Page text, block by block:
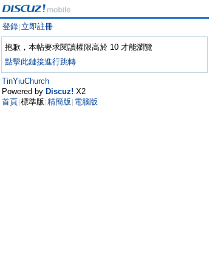
登錄 立即註冊
抱歉，本帖要求閱讀權限高於 10 才能瀏覽
點擊此鏈接進行跳轉
TinYiuChurch
Powered by Discuz! X2
首頁 標準版 精簡版 電腦版